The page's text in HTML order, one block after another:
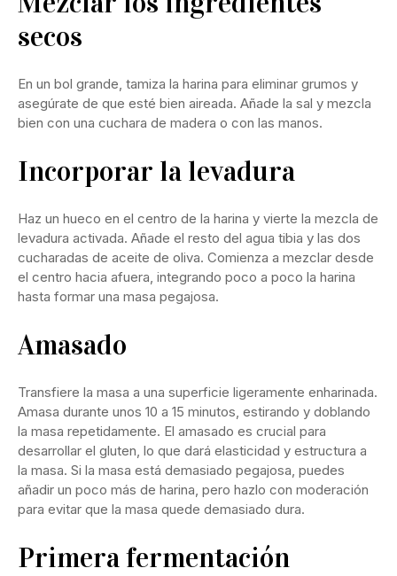
secos
En un bol grande, tamiza la harina para eliminar grumos y
asegúrate de que esté bien aireada. Añade la sal y mezcla
bien con una cuchara de madera o con las manos.
Incorporar la levadura
Haz un hueco en el centro de la harina y vierte la mezcla de
levadura activada. Añade el resto del agua tibia y las dos
cucharadas de aceite de oliva. Comienza a mezclar desde
el centro hacia afuera, integrando poco a poco la harina
hasta formar una masa pegajosa.
Amasado
Transfiere la masa a una superficie ligeramente enharinada.
Amasa durante unos 10 a 15 minutos, estirando y doblando
la masa repetidamente. El amasado es crucial para
desarrollar el gluten, lo que dará elasticidad y estructura a
la masa. Si la masa está demasiado pegajosa, puedes
añadir un poco más de harina, pero hazlo con moderación
para evitar que la masa quede demasiado dura.
Primera fermentación